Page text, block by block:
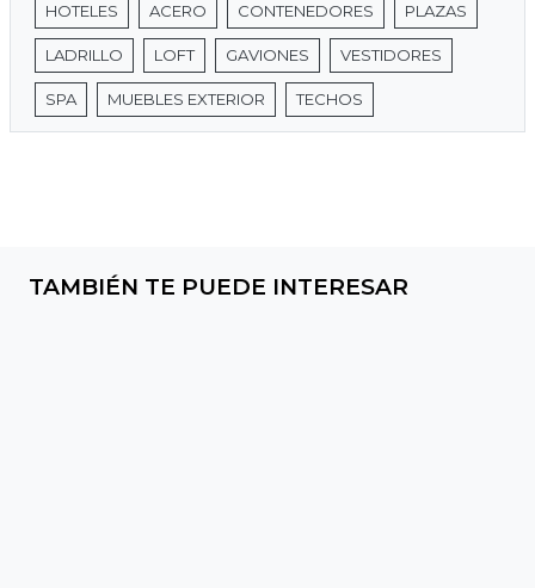
HOTELES ACERO CONTENEDORES PLAZAS
LADRILLO LOFT GAVIONES VESTIDORES
SPA MUEBLES EXTERIOR TECHOS
TAMBIÉN TE PUEDE INTERESAR